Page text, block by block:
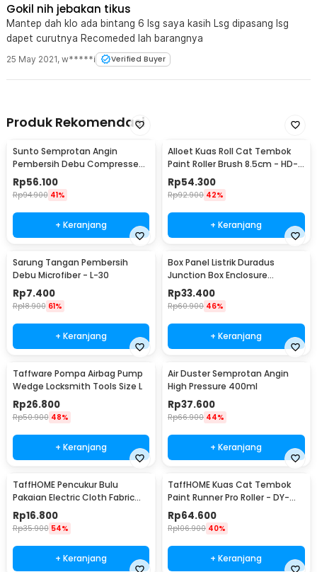
Gokil nih jebakan tikus
Mantep dah klo ada bintang 6 lsg saya kasih Lsg dipasang lsg
dapet curutnya Recomeded lah barangnya
25 May 2021, w*****i Verified Buyer
Produk Rekomendasi
Sunto Semprotan Angin
Pembersih Debu Compressed
Air Duster 400ml - ST1003
Rp56.100
Rp94.900 41%
+ Keranjang
Alloet Kuas Roll Cat Tembok
Paint Roller Brush 8.5cm - HD-
TVYQS
Rp54.300
Rp92.900 42%
+ Keranjang
Sarung Tangan Pembersih
Debu Microfiber - L-30
Rp7.400
Rp18.900 61%
+ Keranjang
Box Panel Listrik Duradus
Junction Box Enclosure
Waterproof 158x90mm - B1589
Rp33.400
Rp60.900 46%
+ Keranjang
Taffware Pompa Airbag Pump
Wedge Locksmith Tools Size L
Rp26.800
Rp50.900 48%
+ Keranjang
Air Duster Semprotan Angin
High Pressure 400ml
Rp37.600
Rp66.900 44%
+ Keranjang
TaffHOME Pencukur Bulu
Pakaian Electric Cloth Fabric
Shaver - FL-188
Rp16.800
Rp35.900 54%
+ Keranjang
TaffHOME Kuas Cat Tembok
Paint Runner Pro Roller - DY-
526
Rp64.600
Rp106.900 40%
+ Keranjang